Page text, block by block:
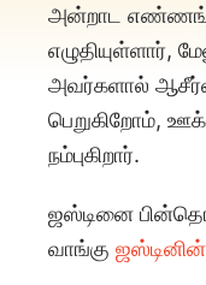
அன்றாட
எழுதியுள்ளார்,
அவர்களால்
பெறுகிறோம்,
நம்புகிறார்.
ஜஸ்டினை
வாங்கு